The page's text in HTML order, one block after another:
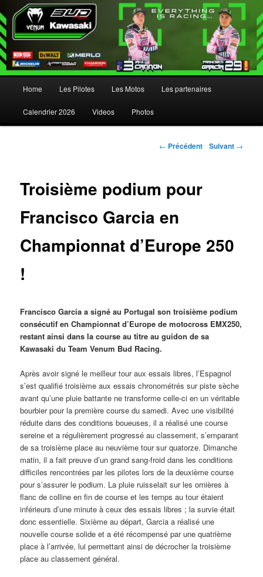
Aller au contenu principal
Aller au contenu secondaire
Home Les Pilotes Les Motos Les partenaires
Calendrier 2026 Videos Photos
Navigation des articles
← Précédent Suivant →
Troisième podium pour
Francisco Garcia en
Championnat d’Europe 250
!
Francisco Garcia a signé au Portugal son troisième podium
consécutif en Championnat d’Europe de motocross EMX250,
restant ainsi dans la course au titre au guidon de sa
Kawasaki du Team Venum Bud Racing.
Après avoir signé le meilleur tour aux essais libres, l’Espagnol
s’est qualifié troisième aux essais chronométrés sur piste sèche
avant qu’une pluie battante ne transforme celle-ci en un véritable
bourbier pour la première course du samedi. Avec une visibilité
réduite dans des conditions boueuses, il a réalisé une course
sereine et a régulièrement progressé au classement, s’emparant
de sa troisième place au neuvième tour sur quatorze. Dimanche
matin, il a fait preuve d’un grand sang-froid dans les conditions
difficiles rencontrées par les pilotes lors de la deuxième course
pour s’assurer le podium. La pluie ruisselait sur les ornières à
flanc de colline en fin de course et les temps au tour étaient
inférieurs d’une minute à ceux des essais libres ; la survie était
donc essentielle. Sixième au départ, Garcia a réalisé une
nouvelle course solide et a été récompensé par une quatrième
place à l’arrivée, lui permettant ainsi de décrocher la troisième
place au classement général.